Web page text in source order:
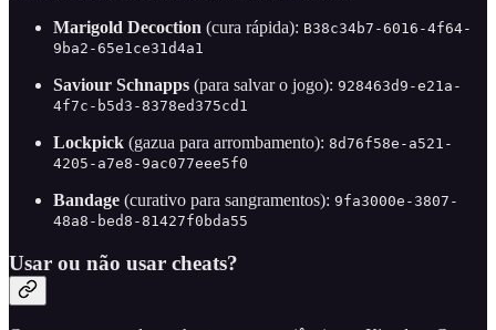
Marigold Decoction (cura rápida): B38c34b7-6016-4f64-
9ba2-65e1ce31d4a1
Saviour Schnapps (para salvar o jogo): 928463d9-e21a-
4f7c-b5d3-8378ed375cd1
Lockpick (gazua para arrombamento): 8d76f58e-a521-
4205-a7e8-9ac077eee5f0
Bandage (curativo para sangramentos): 9fa3000e-3807-
48a8-bed8-81427f0bda55
Usar ou não usar cheats?